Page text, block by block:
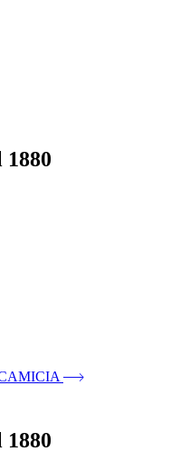
1880
1880